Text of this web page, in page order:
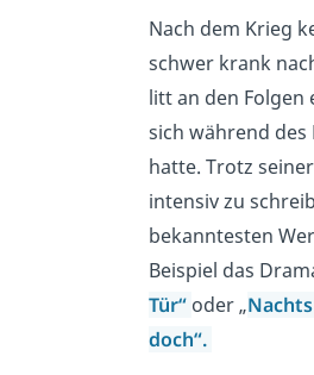
Nach dem Krieg
schwer krank
litt an den Folgen
sich während des
hatte. Trotz seiner
intensiv zu
bekanntesten
Beispiel das
Tür“ oder „
doch“.